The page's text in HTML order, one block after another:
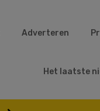
Adverteren
Het laatste